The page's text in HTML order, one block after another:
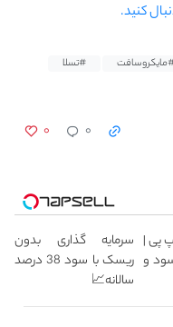
کنید.
#تسلا
۰ ۰
پی |
سود و
سرمایه گذاری بدون
ریسک با سود 38 درصد
سالانه📈